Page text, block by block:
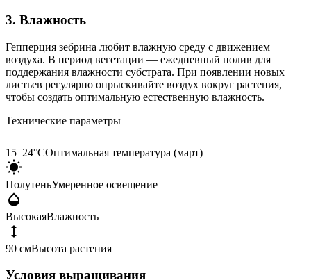
3. Влажность
Гепперция зебрина любит влажную среду с движением
воздуха. В период вегетации — ежедневный полив для
поддержания влажности субстрата. При появлении новых
листьев регулярно опрыскивайте воздух вокруг растения,
чтобы создать оптимальную естественную влажность.
Технические параметры
15–24°CОптимальная температура (март)
ПолутеньУмеренное освещение
ВысокаяВлажность
90 смВысота растения
Условия выращивания